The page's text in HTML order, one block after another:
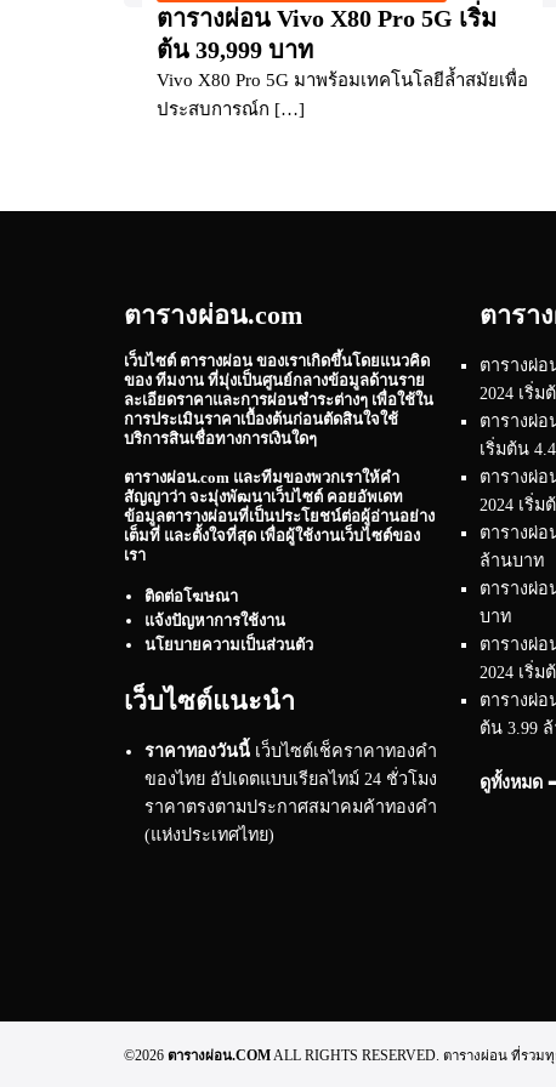
ตารางผ่อน Vivo X80 Pro 5G เริ่ม
ต้น 39,999 บาท
Vivo X80 Pro 5G มาพร้อมเทคโนโลยีล้ำสมัยเพื่อ
ประสบการณ์ก […]
ตารางผ่อน.com
เว็บไซต์ ตารางผ่อน ของเราเกิดขึ้นโดยแนวคิด
ของ ทีมงาน ที่มุ่งเป็นศูนย์กลางข้อมูลด้านราย
ละเอียดราคาและการผ่อนชำระต่างๆ เพื่อใช้ใน
การประเมินราคาเบื้องต้นก่อนตัดสินใจใช้
บริการสินเชื่อทางการเงินใดๆ
ตารางผ่อน.com และทีมของพวกเราให้คำ
สัญญาว่า จะมุ่งพัฒนาเว็บไซต์ คอยอัพเดท
ข้อมูลตารางผ่อนที่เป็นประโยชน์ต่อผู้อ่านอย่าง
เต็มที่ และตั้งใจที่สุด เพื่อผู้ใช้งานเว็บไซต์ของ
เรา
ติดต่อโฆษณา
แจ้งปัญหาการใช้งาน
นโยบายความเป็นส่วนตัว
เว็บไซต์แนะนำ
ราคาทองวันนี้ เว็บไซต์เช็คราคาทองคำ
ของไทย อัปเดตแบบเรียลไทม์ 24 ชั่วโมง
ราคาตรงตามประกาศสมาคมค้าทองคำ
(แห่งประเทศไทย)
ตารา
ตารางผ่อ
2024 เริ่
ตารางผ่อ
เริ่มต้น
ตารางผ่อ
2024 เริ่ม
ตารางผ่อ
ล้านบาท
ตารางผ่อ
บาท
ตารางผ่อ
2024 เริ่ม
ตารางผ่อ
ต้น 3.99
ดูทั้งหมด
©2026 ตารางผ่อน.COM ALL RIGHTS RESERVED. ตารางผ่อน ที่รว